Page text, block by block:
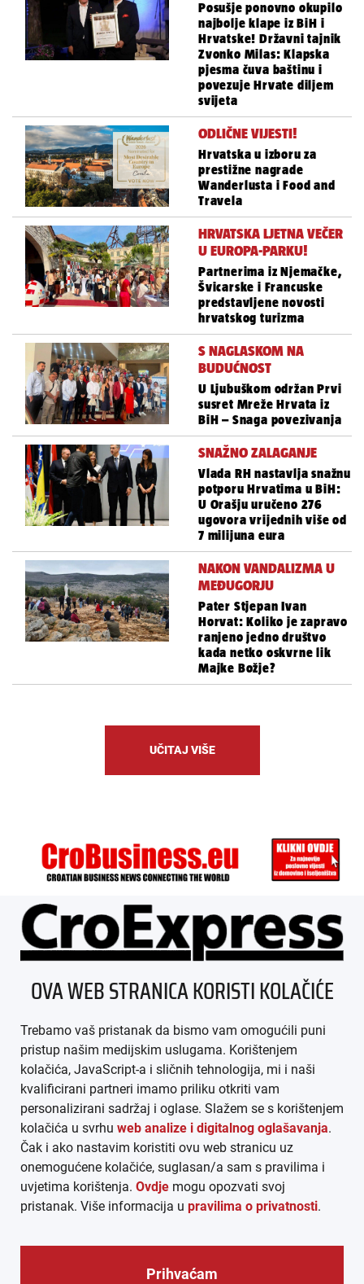
Posušje ponovno okupilo
najbolje klape iz BiH i
Hrvatske! Državni tajnik
Zvonko Milas: Klapska
pjesma čuva baštinu i
povezuje Hrvate diljem
svijeta
ODLIČNE VIJESTI!
Hrvatska u izboru za
prestižne nagrade
Wanderlusta i Food and
Travela
HRVATSKA LJETNA VEČER
U EUROPA-PARKU!
Partnerima iz Njemačke,
Švicarske i Francuske
predstavljene novosti
hrvatskog turizma
S NAGLASKOM NA
BUDUĆNOST
U Ljubuškom održan Prvi
susret Mreže Hrvata iz
BiH – Snaga povezivanja
SNAŽNO ZALAGANJE
Vlada RH nastavlja snažnu
potporu Hrvatima u BiH:
U Orašju uručeno 276
ugovora vrijednih više od
7 milijuna eura
NAKON VANDALIZMA U
MEĐUGORJU
Pater Stjepan Ivan
Horvat: Koliko je zapravo
ranjeno jedno društvo
kada netko oskvrne lik
Majke Božje?
UČITAJ VIŠE
ÜBER UNS
IMPRESSUM
AGB
DATENSCHUTZ
MEDIADATEN
ARHIVA (PDF)
OVA WEB STRANICA KORISTI KOLAČIĆE
Trebamo vaš pristanak da bismo vam omogućili puni
pristup našim medijskim uslugama. Korištenjem
kolačića, JavaScript-a i sličnih tehnologija, mi i naši
kvalificirani partneri imamo priliku otkriti vam
personalizirani sadržaj i oglase. Slažem se s korištenjem
kolačića u svrhu web analize i digitalnog oglašavanja.
Čak i ako nastavim koristiti ovu web stranicu uz
onemogućene kolačiće, suglasan/a sam s pravilima i
uvjetima korištenja. Ovdje mogu opozvati svoj
pristanak. Više informacija u pravilima o privatnosti.
Prihvaćam